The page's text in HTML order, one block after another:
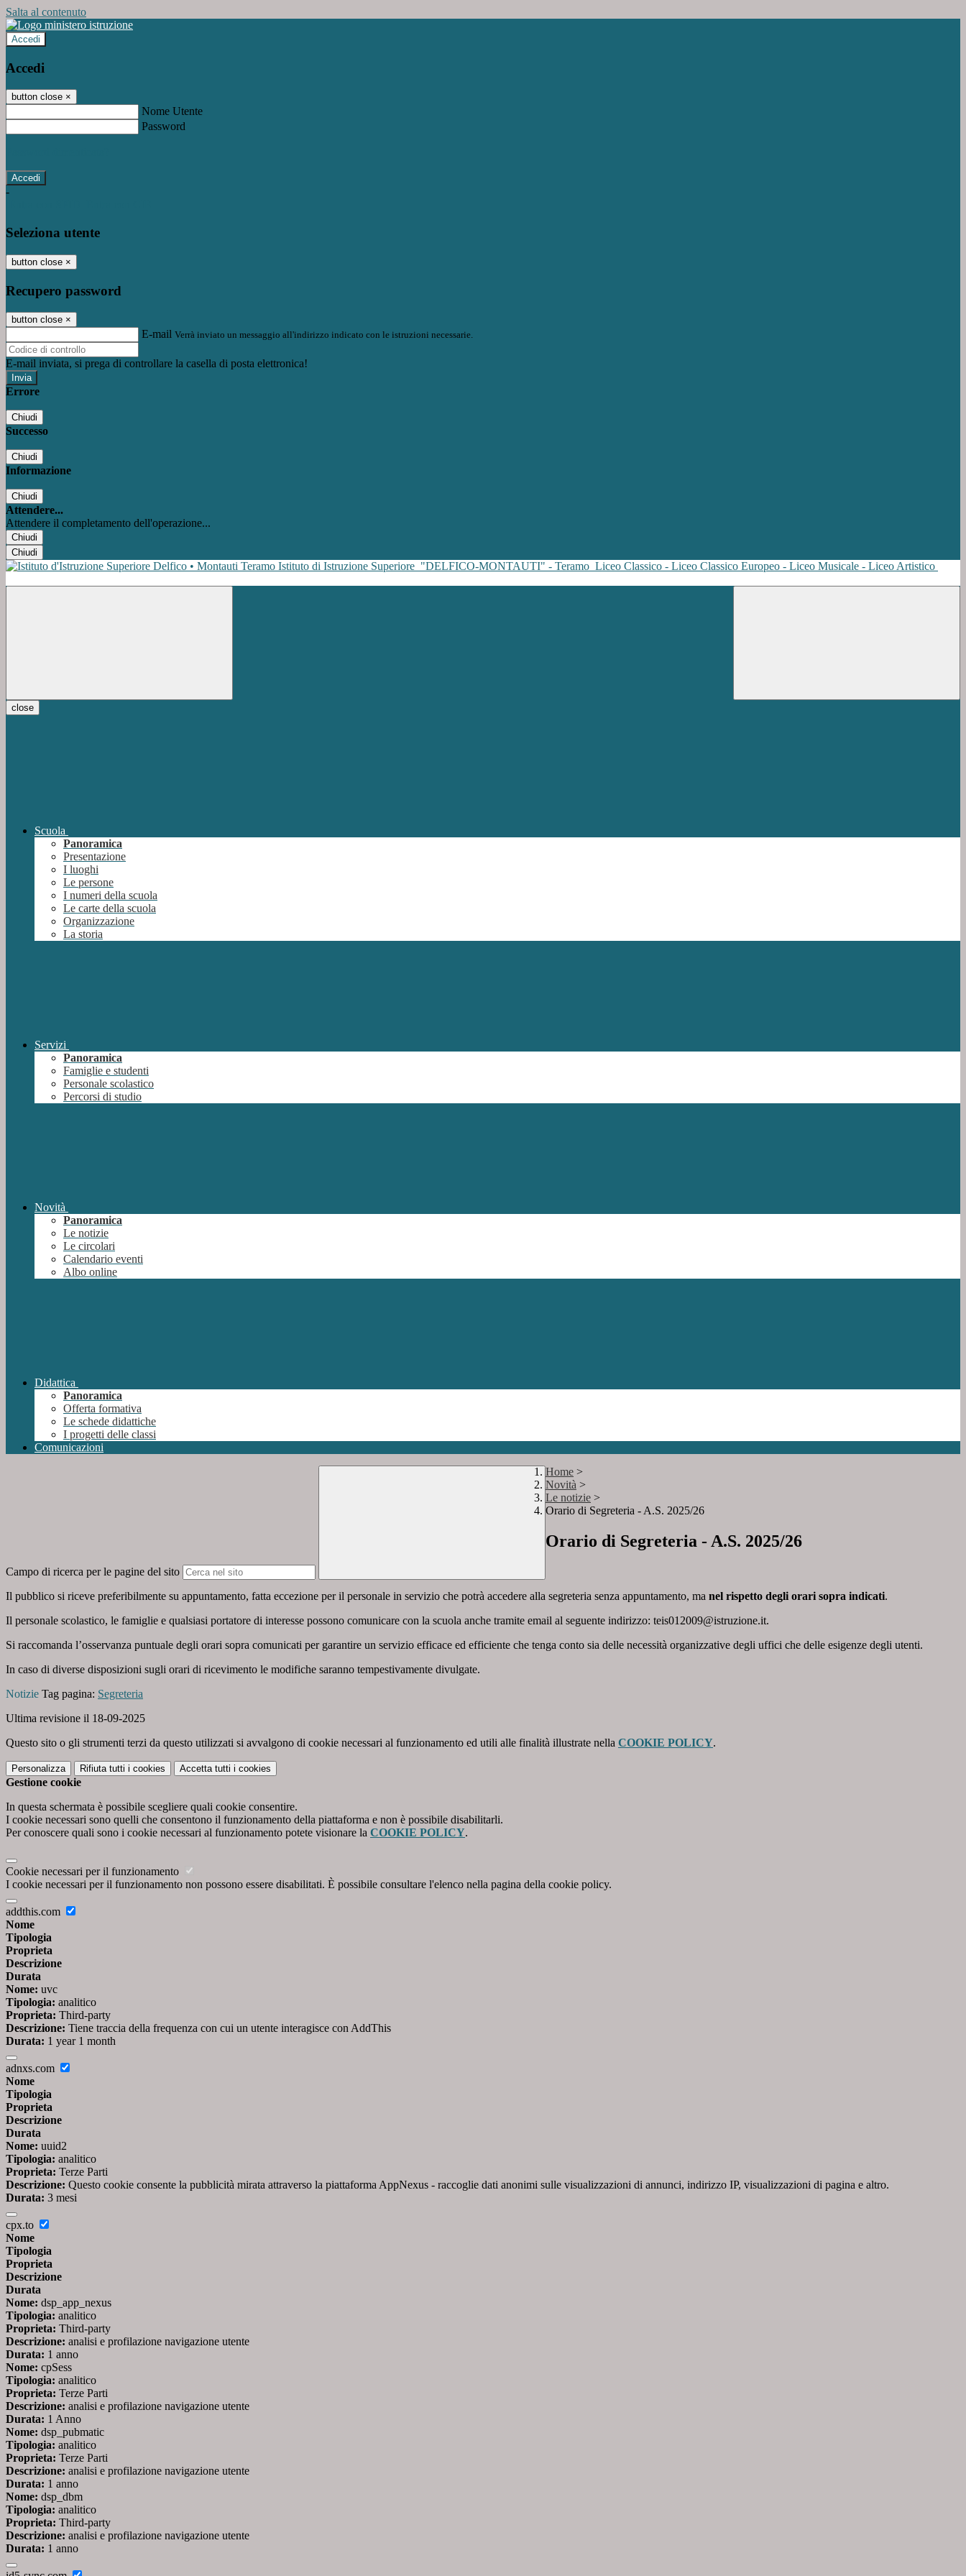
Salta al contenuto
Accedi
Accedi
button close ×
Nome Utente
Password
-
Seleziona utente
button close ×
Recupero password
button close ×
E-mail Verrà inviato un messaggio all'indirizzo indicato con le istruzioni necessarie.
E-mail inviata, si prega di controllare la casella di posta elettronica!
Errore
Chiudi
Successo
Chiudi
Informazione
Chiudi
Attendere...
Attendere il completamento dell'operazione...
Chiudi
Chiudi
Istituto di Istruzione Superiore "DELFICO-MONTAUTI" - Teramo Liceo Classico - Liceo Classico Europeo - Liceo Musicale - Liceo Artistico
close
Scuola
Panoramica
Presentazione
I luoghi
Le persone
I numeri della scuola
Le carte della scuola
Organizzazione
La storia
Servizi
Panoramica
Famiglie e studenti
Personale scolastico
Percorsi di studio
Novità
Panoramica
Le notizie
Le circolari
Calendario eventi
Albo online
Didattica
Panoramica
Offerta formativa
Le schede didattiche
I progetti delle classi
Comunicazioni
Campo di ricerca per le pagine del sito
Home >
Novità >
Le notizie >
Orario di Segreteria - A.S. 2025/26
Orario di Segreteria - A.S. 2025/26
Il pubblico si riceve preferibilmente su appuntamento, fatta eccezione per il personale in servizio che potrà accedere alla segreteria senza appuntamento, ma nel rispetto degli orari sopra indicati.
Il personale scolastico, le famiglie e qualsiasi portatore di interesse possono comunicare con la scuola anche tramite email al seguente indirizzo: teis012009@istruzione.it.
Si raccomanda l’osservanza puntuale degli orari sopra comunicati per garantire un servizio efficace ed efficiente che tenga conto sia delle necessità organizzative degli uffici che delle esigenze degli utenti.
In caso di diverse disposizioni sugli orari di ricevimento le modifiche saranno tempestivamente divulgate.
Notizie Tag pagina: Segreteria
Ultima revisione il 18-09-2025
Questo sito o gli strumenti terzi da questo utilizzati si avvalgono di cookie necessari al funzionamento ed utili alle finalità illustrate nella COOKIE POLICY.
Personalizza Rifiuta tutti i cookies Accetta tutti i cookies
Gestione cookie
In questa schermata è possibile scegliere quali cookie consentire.
I cookie necessari sono quelli che consentono il funzionamento della piattaforma e non è possibile disabilitarli.
Per conoscere quali sono i cookie necessari al funzionamento potete visionare la COOKIE POLICY.
Cookie necessari per il funzionamento
I cookie necessari per il funzionamento non possono essere disabilitati. È possibile consultare l'elenco nella pagina della cookie policy.
addthis.com
Nome
Tipologia
Proprieta
Descrizione
Durata
Nome: uvc
Tipologia: analitico
Proprieta: Third-party
Descrizione: Tiene traccia della frequenza con cui un utente interagisce con AddThis
Durata: 1 year 1 month
adnxs.com
Nome
Tipologia
Proprieta
Descrizione
Durata
Nome: uuid2
Tipologia: analitico
Proprieta: Terze Parti
Descrizione: Questo cookie consente la pubblicità mirata attraverso la piattaforma AppNexus - raccoglie dati anonimi sulle visualizzazioni di annunci, indirizzo IP, visualizzazioni di pagina e altro.
Durata: 3 mesi
cpx.to
Nome
Tipologia
Proprieta
Descrizione
Durata
Nome: dsp_app_nexus
Tipologia: analitico
Proprieta: Third-party
Descrizione: analisi e profilazione navigazione utente
Durata: 1 anno
Nome: cpSess
Tipologia: analitico
Proprieta: Terze Parti
Descrizione: analisi e profilazione navigazione utente
Durata: 1 Anno
Nome: dsp_pubmatic
Tipologia: analitico
Proprieta: Terze Parti
Descrizione: analisi e profilazione navigazione utente
Durata: 1 anno
Nome: dsp_dbm
Tipologia: analitico
Proprieta: Third-party
Descrizione: analisi e profilazione navigazione utente
Durata: 1 anno